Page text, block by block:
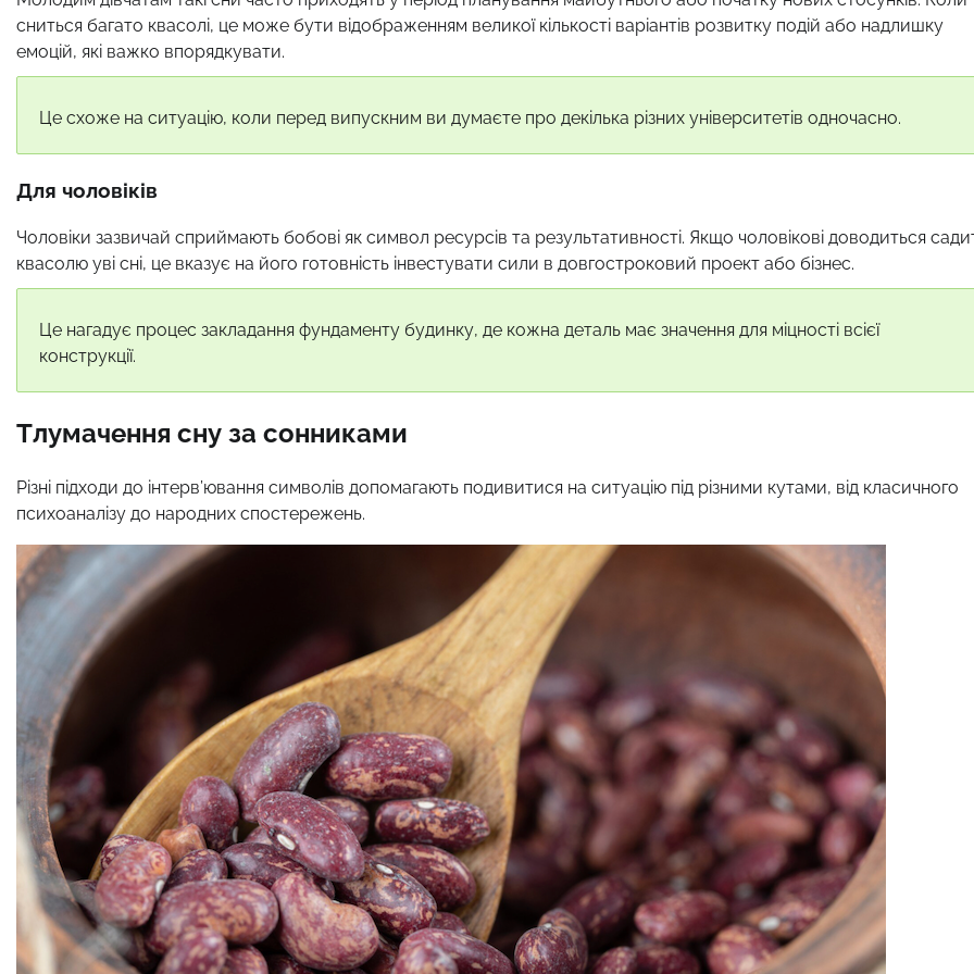
сниться багато квасолі, це може бути відображенням великої кількості варіантів розвитку подій або надлишку
емоцій, які важко впорядкувати.
Це схоже на ситуацію, коли перед випускним ви думаєте про декілька різних університетів одночасно.
Для чоловіків
Чоловіки зазвичай сприймають бобові як символ ресурсів та результативності. Якщо чоловікові доводиться
квасолю уві сні, це вказує на його готовність інвестувати сили в довгостроковий проект або бізнес.
Це нагадує процес закладання фундаменту будинку, де кожна деталь має значення для міцності всієї
конструкції.
Тлумачення сну за сонниками
Різні підходи до інтерв’ювання символів допомагають подивитися на ситуацію під різними кутами, від класичного
психоаналізу до народних спостережень.